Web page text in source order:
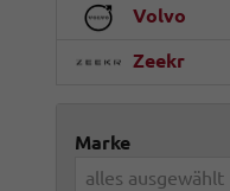
Volvo
Zeekr
Marke
alles ausgewählt